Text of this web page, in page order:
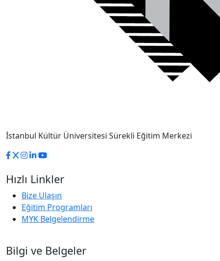
İstanbul Kültür Üniversitesi Sürekli Eğitim Merkezi
Hızlı Linkler
Bize Ulaşın
Eğitim Programları
MYK Belgelendirme
Bilgi ve Belgeler